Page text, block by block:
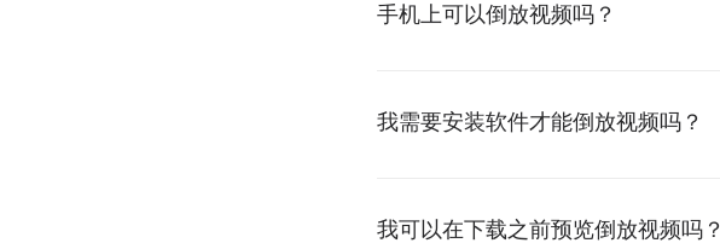
手机上可以倒放视频吗？
我需要安装软件才能倒放视频吗？
我可以在下载之前预览倒放视频吗？